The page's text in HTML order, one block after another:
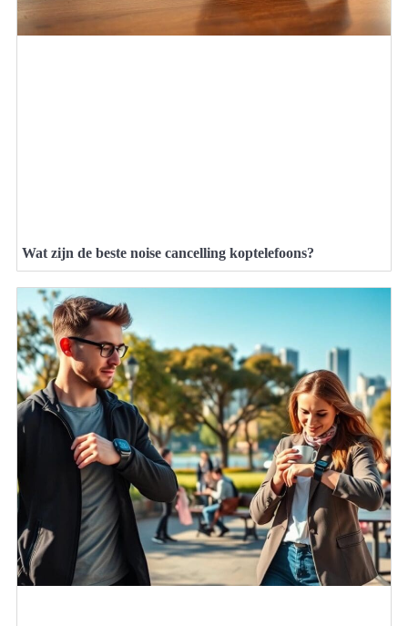
Wat zijn de beste noise cancelling koptelefoons?